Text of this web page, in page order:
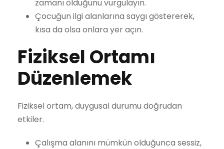
zamanı olduğunu vurgulayın.
Çocuğun ilgi alanlarına saygı göstererek,
kısa da olsa onlara yer açın.
Fiziksel Ortamı
Düzenlemek
Fiziksel ortam, duygusal durumu doğrudan
etkiler.
Çalışma alanını mümkün olduğunca sessiz,